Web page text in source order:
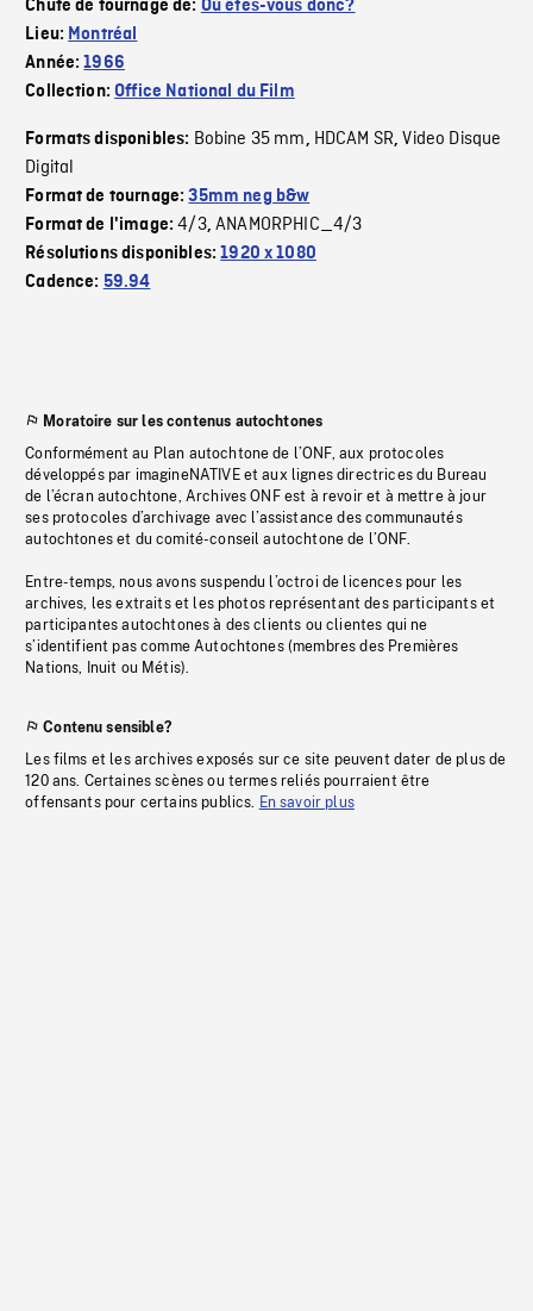
Chute de tournage de: Où êtes-vous donc?
Lieu: Montréal
Année:1966
Collection:Office National du Film
Formats disponibles: Bobine 35 mm, HDCAM SR,Video Disque
Digital
Format de tournage:35mm neg b&w
Format de l'image:4/3,ANAMORPHIC_4/3
Résolutions disponibles:1920 x 1080
Cadence: 59.94
Moratoire sur les contenus autochtones
Conformément au Plan autochtone de l’ONF, aux protocoles
développés par imagineNATIVE et aux lignes directrices du Bureau
de l’écran autochtone, Archives ONF est à revoir et à mettre à jour
ses protocoles d’archivage avec l’assistance des communautés
autochtones et du comité-conseil autochtone de l’ONF.
Entre-temps, nous avons suspendu l’octroi de licences pour les
archives, les extraits et les photos représentant des participants et
participantes autochtones à des clients ou clientes qui ne
s’identifient pas comme Autochtones (membres des Premières
Nations, Inuit ou Métis).
Contenu sensible?
Les films et les archives exposés sur ce site peuvent dater de plus de
120 ans. Certaines scènes ou termes reliés pourraient être
offensants pour certains publics. En savoir plus